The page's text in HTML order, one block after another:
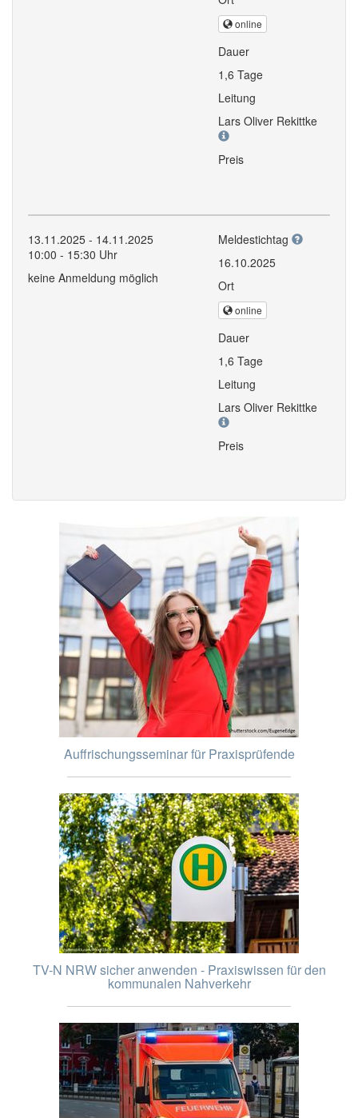
online
Dauer
1,6 Tage
Leitung
Lars Oliver Rekittke
Preis
13.11.2025 - 14.11.2025
10:00 - 15:30 Uhr
keine Anmeldung möglich
Meldestichtag
16.10.2025
Ort
online
Dauer
1,6 Tage
Leitung
Lars Oliver Rekittke
Preis
Auffrischungsseminar für Praxisprüfende
TV-N NRW sicher anwenden - Praxiswissen für den
kommunalen Nahverkehr